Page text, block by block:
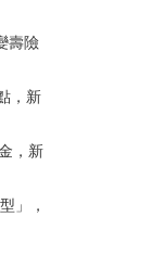
壽險
，新
，新
」，